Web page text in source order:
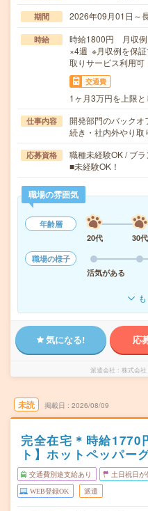
期間 2026年09月01日～
時給
時給1800円 月収例
×4週 ※月収例を保
取りサービス利用可
交通費
1ヶ月3万円を上限
仕事内容
開発部門のバック
続き・社内外やり
応募資格
職種未経験OK / ブ
■未経験OK！
職場の雰囲気
年齢層
20代
30代
職場の様子
活気がある
気になる! 応
派遣会社 株式会
未読 掲載日 2026/08/09
完全在宅＊時給1770
ト】ホットペッパー
交通費別途支給あり 土日祝日が
WEB登録OK 派遣